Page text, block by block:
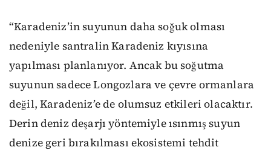
“Karadeniz’in suyunun daha soğuk olması
nedeniyle santralin Karadeniz kıyısına
yapılması planlanıyor. Ancak bu soğutma
suyunun sadece Longozlara ve çevre ormanlara
değil, Karadeniz’e de olumsuz etkileri olacaktır.
Derin deniz deşarjı yöntemiyle ısınmış suyun
denize geri bırakılması ekosistemi tehdit